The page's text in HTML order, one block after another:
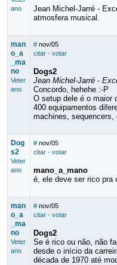
ano
Jean Michel-Jarré -
atmosfera musical.
man
o_a
_ma
no
Veter
ano
# nov/05
citar· votar
Dogs2
Jean Michel-Jarré -
Concordo, hehehe :-P
O setup dele é o maior
400 equipamentos
machines, sequencers,
Dog
s2
Veter
ano
# nov/05
citar· votar
mano_a_mano
é, ele deve ser rico pra
man
o_a
_ma
no
Veter
ano
# nov/05
citar· votar
Dogs2
Se é rico ou não, não
desde o início da
década de 1970 até